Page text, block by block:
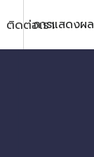
ติดต่อเราการแสดงผล